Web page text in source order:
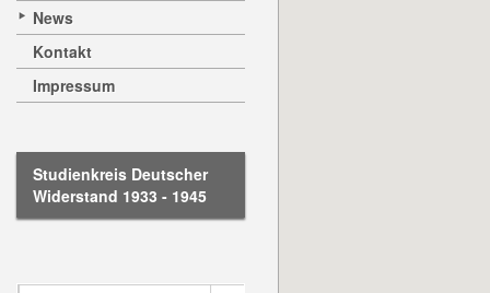
News
Kontakt
Impressum
Studienkreis Deutscher
Widerstand 1933 - 1945